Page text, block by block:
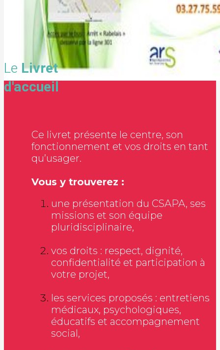
Le Livret
d'accueil
Ce livret présente le centre, son
fonctionnement et vos droits en tant
qu’usager.
Vous y trouverez :
une présentation du CSAPA, ses
missions et son équipe
pluridisciplinaire,
vos droits : respect, dignité,
confidentialité et participation à
votre projet,
les services proposés : entretiens
médicaux, psychologiques,
éducatifs et accompagnement
social,